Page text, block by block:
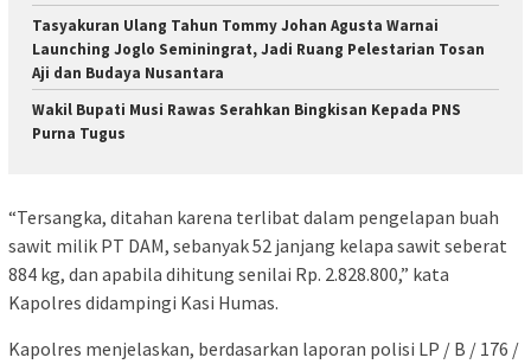
Tasyakuran Ulang Tahun Tommy Johan Agusta Warnai
Launching Joglo Seminingrat, Jadi Ruang Pelestarian Tosan
Aji dan Budaya Nusantara
Wakil Bupati Musi Rawas Serahkan Bingkisan Kepada PNS
Purna Tugus
“Tersangka, ditahan karena terlibat dalam pengelapan buah
sawit milik PT DAM, sebanyak 52 janjang kelapa sawit seberat
884 kg, dan apabila dihitung senilai Rp. 2.828.800,” kata
Kapolres didampingi Kasi Humas.
Kapolres menjelaskan, berdasarkan laporan polisi LP / B / 176 /